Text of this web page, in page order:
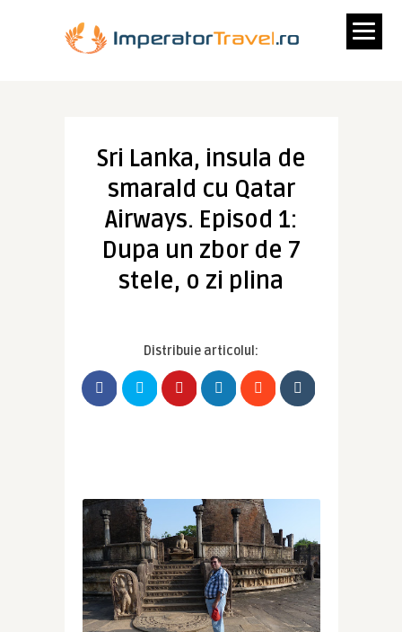
Sri Lanka, insula de
smarald cu Qatar
Airways. Episod 1:
Dupa un zbor de 7
stele, o zi plina
Distribuie articolul: